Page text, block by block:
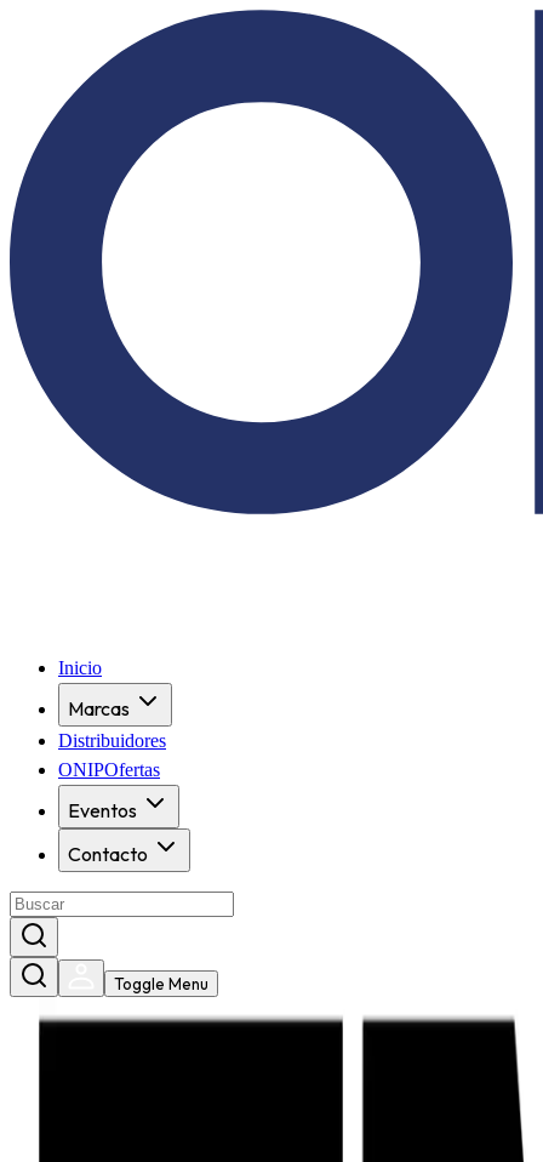
Inicio
Marcas
Distribuidores
ONIPOfertas
Eventos
Contacto
Toggle Menu